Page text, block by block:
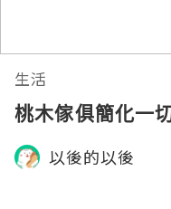
生活
桃木傢俱簡化一
以後的以後